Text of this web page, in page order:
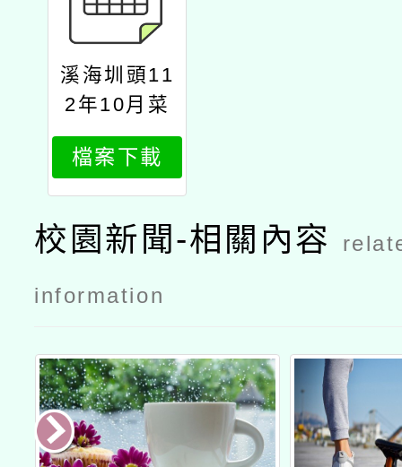
溪海圳頭11
2年10月菜
單
檔案下載
校園新聞-相關內容
information